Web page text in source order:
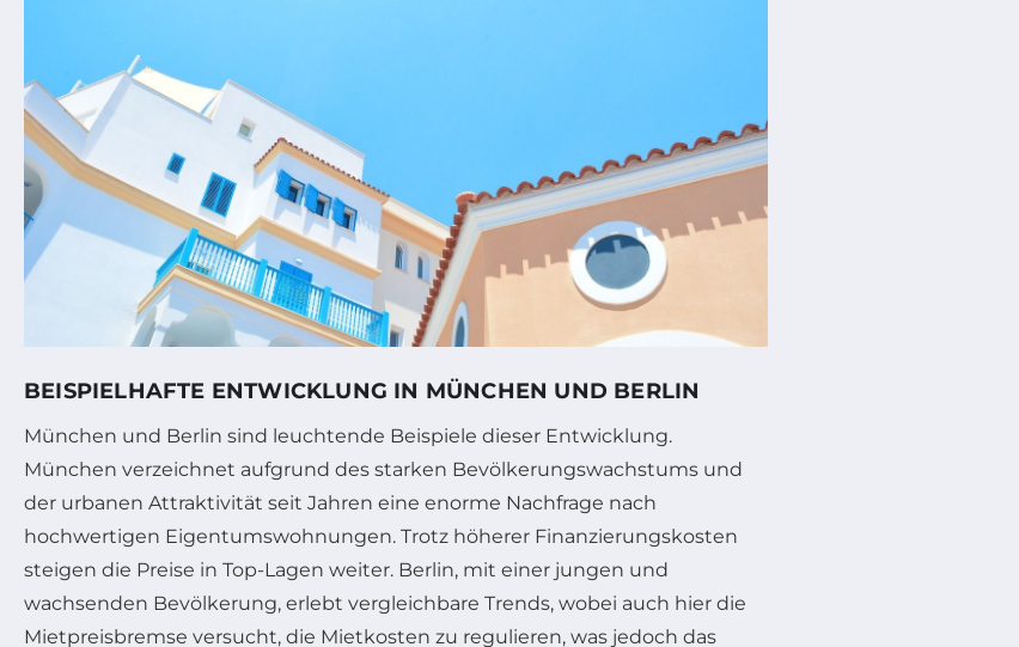
BEISPIELHAFTE ENTWICKLUNG IN MÜNCHEN UND BERLIN
München und Berlin sind leuchtende Beispiele dieser Entwicklung.
München verzeichnet aufgrund des starken Bevölkerungswachstums und
der urbanen Attraktivität seit Jahren eine enorme Nachfrage nach
hochwertigen Eigentumswohnungen. Trotz höherer Finanzierungskosten
steigen die Preise in Top-Lagen weiter. Berlin, mit einer jungen und
wachsenden Bevölkerung, erlebt vergleichbare Trends, wobei auch hier die
Mietpreisbremse versucht, die Mietkosten zu regulieren, was jedoch das